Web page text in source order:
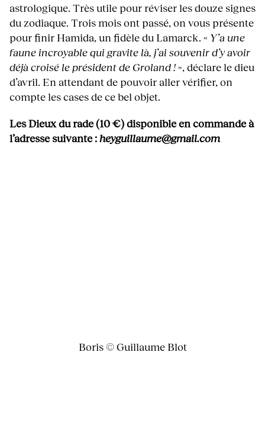
astrologique. Très utile pour réviser les douze signes
du zodiaque. Trois mois ont passé, on vous présente
pour finir Hamida, un fidèle du Lamarck. « Y’a une
faune incroyable qui gravite là, j’ai souvenir d’y avoir
déjà croisé le président de Groland !», déclare le dieu
d’avril. En attendant de pouvoir aller vérifier, on
compte les cases de ce bel objet.
Les Dieux du rade (10 €) disponible en commande à
l’adresse suivante : heyguillaume@gmail.com
Boris © Guillaume Blot